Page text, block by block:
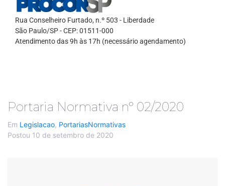
Rua Conselheiro Furtado, n.º 503 - Liberdade
São Paulo/SP - CEP: 01511-000
Atendimento das 9h às 17h (necessário agendamento)
Portaria Normativa nº 02/2020
Em Legislacao, PortariasNormativas
Postou 10 de setembro de 2020